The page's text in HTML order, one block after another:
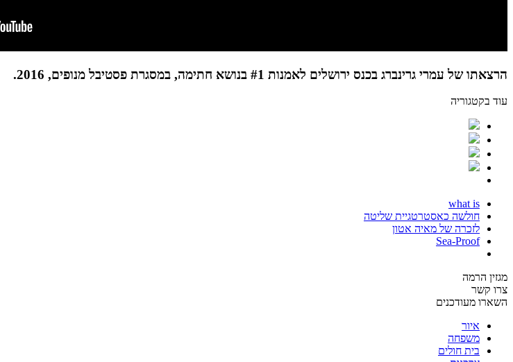
הרצאתו של עמרי גרינברג בכנס ירושלים לאמנות #1 בנושא חתימה, במסגרת פסטיבל מנופים, 2016.
עוד בקטגוריה
what is
חולשה כאסטרטגיית שליטה
לזכרה של מאיה אטון
Sea-Proof
מגזין הרמה
צרו קשר
השארו מעודכנים
איור
משפחה
בית חולים